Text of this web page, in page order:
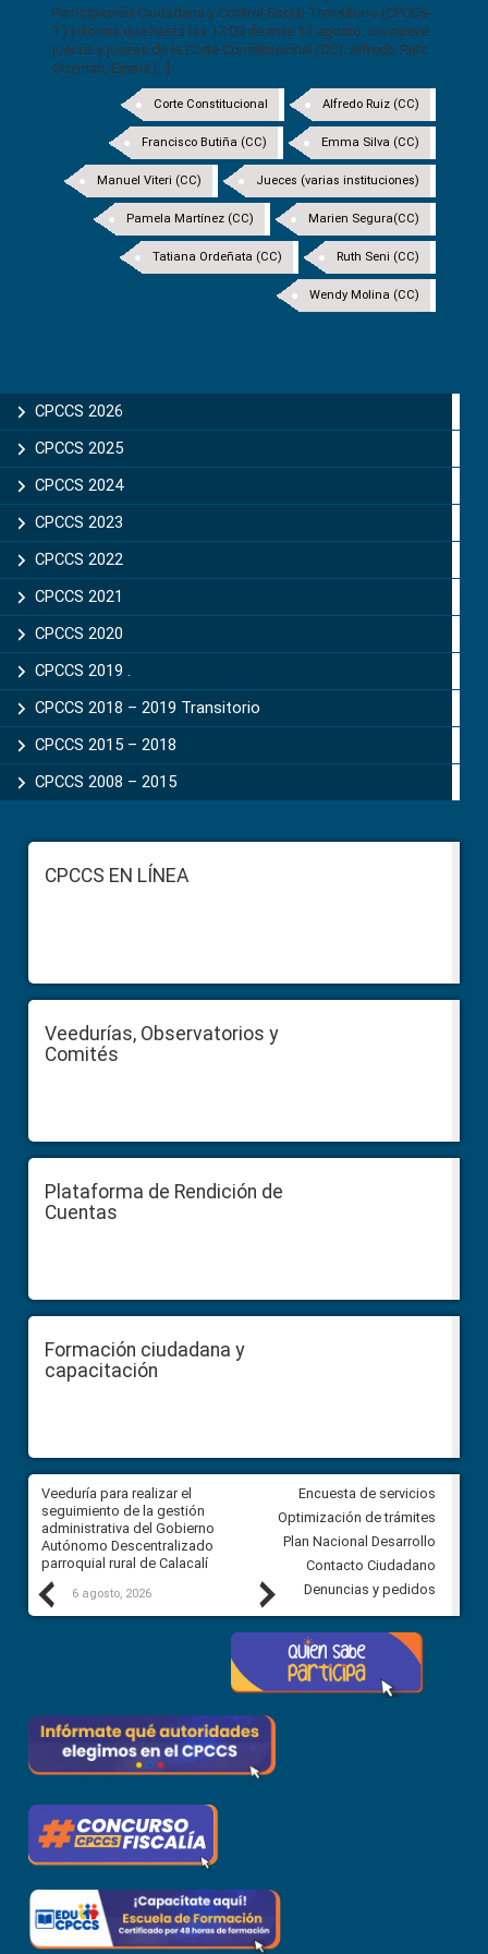
Participación Ciudadana y Control Social Transitorio (CPCCS-
T) informa que hasta las 17:00 de este 13 agosto, los nueve
jueces y juezas de la Corte Constitucional (CC): Alfredo Ruiz
Guzmán, Emma [...]
Alfredo Ruiz (CC)
Corte Constitucional
Emma Silva (CC)
Francisco Butiña (CC)
Jueces (varias instituciones)
Manuel Viteri (CC)
Marien Segura(CC)
Pamela Martínez (CC)
Ruth Seni (CC)
Tatiana Ordeñata (CC)
Wendy Molina (CC)
CPCCS 2026
CPCCS 2025
CPCCS 2024
CPCCS 2023
CPCCS 2022
CPCCS 2021
CPCCS 2020
CPCCS 2019 .
CPCCS 2018 – 2019 Transitorio
CPCCS 2015 – 2018
CPCCS 2008 – 2015
FooterCPCCS EN LÍNEA
Veedurías, Observatorios y
Comités
Plataforma de Rendición de
Cuentas
Formación ciudadana y
capacitación
Previous
Veeduría para realizar el
seguimiento de la gestión
administrativa del Gobierno
Autónomo Descentralizado
parroquial rural de Calacalí
6 agosto, 2026
Veeduría para vigilar los
derivados de la Audiencia
comunidad Urbina, parroquia
Carolina
5 agosto, 2026
Next
Encuesta de servicios
Optimización de trámites
Plan Nacional Desarrollo
Contacto Ciudadano
Denuncias y pedidos